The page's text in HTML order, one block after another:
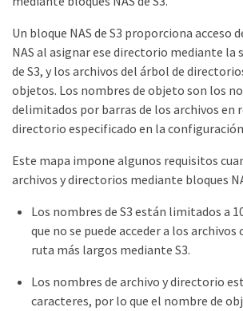
Un bloque NAS de S3 proporciona acceso
NAS al asignar ese directorio mediante la
de S3, y los archivos del árbol de
objetos. Los nombres de objeto son los
delimitados por barras de los archivos en
directorio especificado en la configuración
Este mapa impone algunos requisitos
archivos y directorios mediante bloques
Los nombres de S3 están limitados a
que no se puede acceder a los archivos
ruta más largos mediante S3.
Los nombres de archivo y directorio
caracteres, por lo que el nombre de